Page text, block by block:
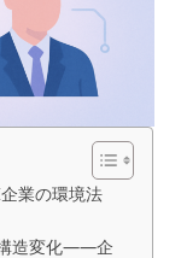
業の環境法
造変化——企